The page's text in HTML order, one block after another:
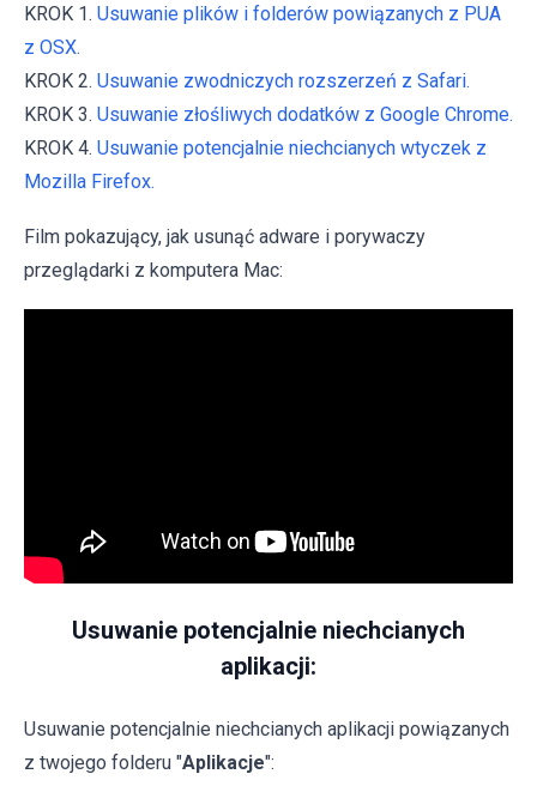
KROK 1. Usuwanie plików i folderów powiązanych z PUA
z OSX.
KROK 2. Usuwanie zwodniczych rozszerzeń z Safari.
KROK 3. Usuwanie złośliwych dodatków z Google Chrome.
KROK 4. Usuwanie potencjalnie niechcianych wtyczek z
Mozilla Firefox.
Film pokazujący, jak usunąć adware i porywaczy
przeglądarki z komputera Mac:
Usuwanie potencjalnie niechcianych
aplikacji:
Usuwanie potencjalnie niechcianych aplikacji powiązanych
z twojego folderu "Aplikacje":